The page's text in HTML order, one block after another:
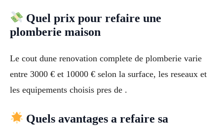
Quel prix pour refaire une
plomberie maison
Le cout dune renovation complete de plomberie varie
entre 3000 € et 10000 € selon la surface, les reseaux et
les equipements choisis pres de .
Quels avantages a refaire sa